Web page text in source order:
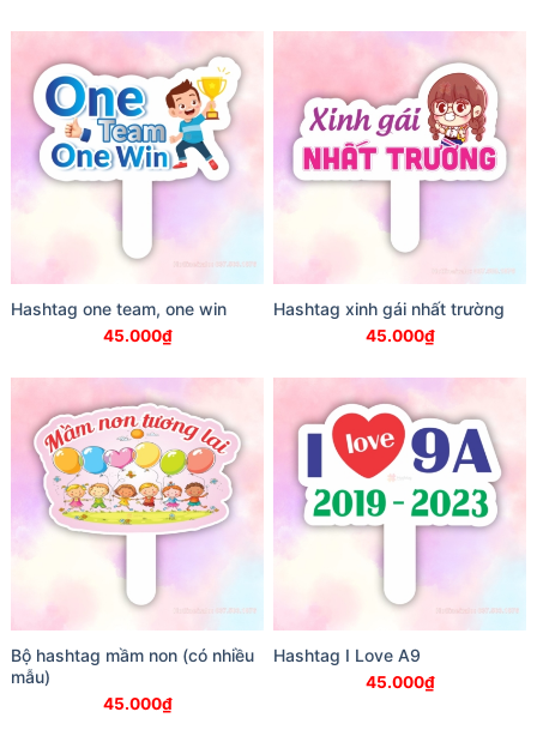
Hashtag one team, one win
45.000₫
Hashtag xinh gái nhất trường
45.000₫
Bộ hashtag mầm non (có nhiều
mẫu)
45.000₫
Hashtag I Love A9
45.000₫